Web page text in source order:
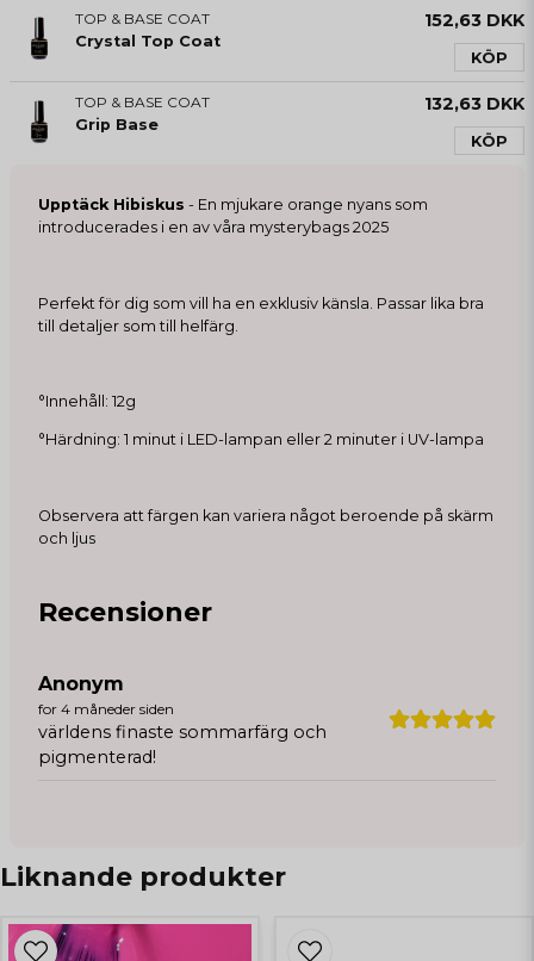
TOP & BASE COAT
Crystal Top Coat
152,63 DKK
KÖP
TOP & BASE COAT
Grip Base
132,63 DKK
KÖP
Upptäck Hibiskus - En mjukare orange nyans som
introducerades i en av våra mysterybags 2025
Perfekt för dig som vill ha en exklusiv känsla. Passar lika bra
till detaljer som till helfärg.
°Innehåll: 12g
°Härdning: 1 minut i LED-lampan eller 2 minuter i UV-lampa
Observera att färgen kan variera något beroende på skärm
och ljus
Recensioner
Anonym
for 4 måneder siden
världens finaste sommarfärg och
pigmenterad!
Liknande produkter